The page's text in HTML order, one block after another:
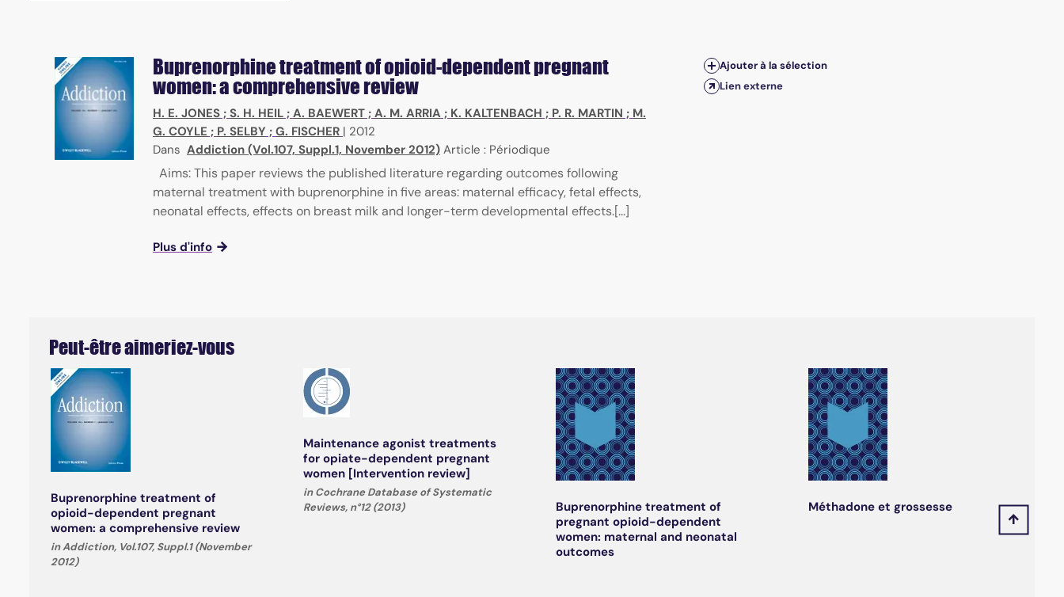
Buprenorphine treatment of opioid-dependent pregnant
women: a comprehensive review
H. E. JONES; S. H. HEIL; A. BAEWERT; A. M. ARRIA ; K. KALTENBACH ; P. R. MARTIN ; M.
G. COYLE ; P. SELBY ; G. FISCHER | 2012
Dans Addiction (Vol.107, Suppl.1, November 2012) Article : Périodique
Aims: This paper reviews the published literature regarding outcomes following
maternal treatment with buprenorphine in five areas: maternal efficacy, fetal effects,
neonatal effects, effects on breast milk and longer-term developmental effects.[...]
Plus d'info
Ajouter à la sélection
Lien externe
Peut-être aimeriez-vous
Buprenorphine treatment of
opioid-dependent pregnant
women: a comprehensive review
in Addiction, Vol.107, Suppl.1 (November
2012)
Maintenance agonist treatments
for opiate-dependent pregnant
women [Intervention review]
in Cochrane Database of Systematic
Reviews, n°12 (2013)
Buprenorphine treatment of
pregnant opioid-dependent
women: maternal and neonatal
outcomes
Méthadone et grossesse